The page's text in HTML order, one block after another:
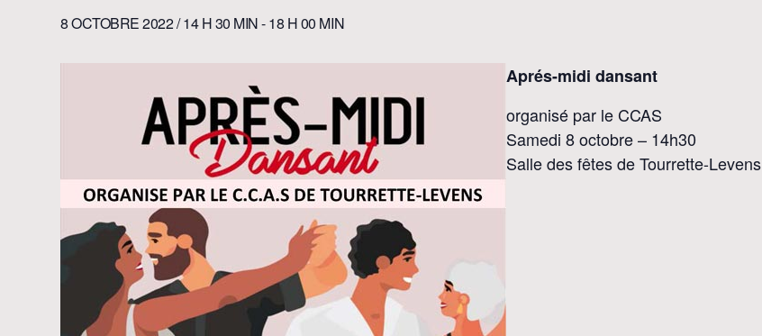
8 OCTOBRE 2022 / 14 H 30 MIN-18 H 00 MIN
Aprés-midi dansant
organisé par le CCAS
Samedi 8 octobre – 14h30
Salle des fêtes de Tourrette-Levens